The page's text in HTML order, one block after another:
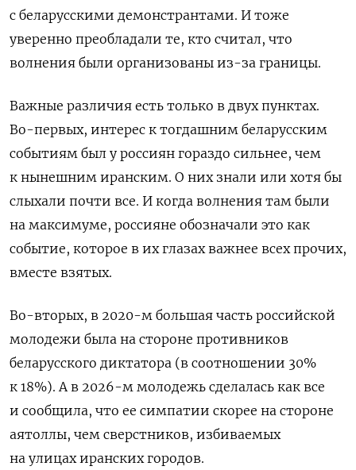
с беларусскими демонстрантами. И тоже
уверенно преобладали те, кто считал, что
волнения были организованы из-за границы.
Важные различия есть только в двух пунктах.
Во-первых, интерес к тогдашним беларусским
событиям был у россиян гораздо сильнее, чем
к нынешним иранским. О них знали или хотя бы
слыхали почти все. И когда волнения там были
на максимуме, россияне обозначали это как
событие, которое в их глазах важнее всех прочих,
вместе взятых.
Во-вторых, в 2020-м большая часть российской
молодежи была на стороне противников
беларусского диктатора (в соотношении 30%
к 18%). А в 2026-м молодежь сделалась как все
и сообщила, что ее симпатии скорее на стороне
аятоллы, чем сверстников, избиваемых
на улицах иранских городов.